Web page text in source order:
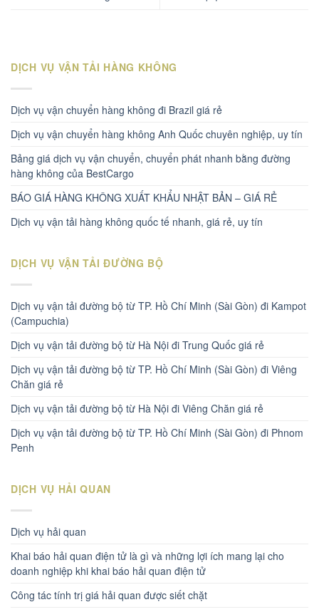
DỊCH VỤ VẬN TẢI HÀNG KHÔNG
Dịch vụ vận chuyển hàng không đi Brazil giá rẻ
Dịch vụ vận chuyển hàng không Anh Quốc chuyên nghiệp, uy tín
Bảng giá dịch vụ vận chuyển, chuyển phát nhanh bằng đường
hàng không của BestCargo
BÁO GIÁ HÀNG KHÔNG XUẤT KHẨU NHẬT BẢN – GIÁ RẺ
Dịch vụ vận tải hàng không quốc tế nhanh, giá rẻ, uy tín
DỊCH VỤ VẬN TẢI ĐƯỜNG BỘ
Dịch vụ vận tải đường bộ từ TP. Hồ Chí Minh (Sài Gòn) đi Kampot
(Campuchia)
Dịch vụ vận tải đường bộ từ Hà Nội đi Trung Quốc giá rẻ
Dịch vụ vận tải đường bộ từ TP. Hồ Chí Minh (Sài Gòn) đi Viêng
Chăn giá rẻ
Dịch vụ vận tải đường bộ từ Hà Nội đi Viêng Chăn giá rẻ
Dịch vụ vận tải đường bộ từ TP. Hồ Chí Minh (Sài Gòn) đi Phnom
Penh
DỊCH VỤ HẢI QUAN
Dịch vụ hải quan
Khai báo hải quan điện tử là gì và những lợi ích mang lại cho
doanh nghiệp khi khai báo hải quan điện tử
Công tác tính trị giá hải quan được siết chặt